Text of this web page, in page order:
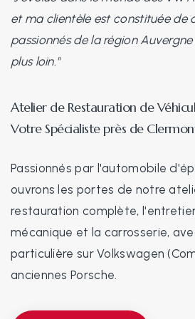
et ma clientèle est constituée de
passionnés de la région
plus loin."
Atelier de Restauration de
Votre Spécialiste près de
Passionnés par l'automobile
ouvrons les portes de notre
restauration complète,
mécanique et la carrosserie,
particulière sur Volkswagen
anciennes Porsche.